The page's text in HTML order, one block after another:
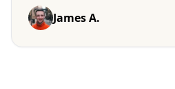
James A.